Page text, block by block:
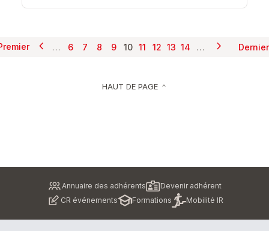
Pagination
Première pagePage précédente
chevron_left … Page
6
Page
7
Page
8
Page
9
Page courante
10
Page
11
Page
12
Page
13
Page
14 … Page
chevron_right
HAUT DE PAGE keyboard_arrow_up
Annuaire des adhérents
Devenir adhérent
CR événements
Formations Mobilité IR